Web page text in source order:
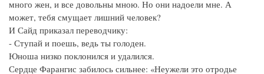
много жен, и все довольны мною. Но они надоели мне. А
может, тебя смущает лишний человек?
И Сайд приказал переводчику:
- Ступай и поешь, ведь ты голоден.
Юноша низко поклонился и удалился.
Сердце Фарангис забилось сильнее: «Неужели это отродье